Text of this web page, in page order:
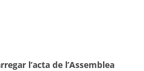
l’acta de l’Assemblea